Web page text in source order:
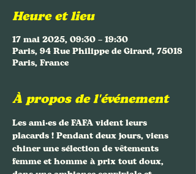
Heure et lieu
17 mai 2025, 09:30 – 19:30
Paris, 94 Rue Philippe de Girard, 75018
Paris, France
À propos de l'événement
Les ami·es de FAFA vident leurs
placards ! Pendant deux jours, viens
chiner une sélection de vêtements
femme et homme à prix tout doux,